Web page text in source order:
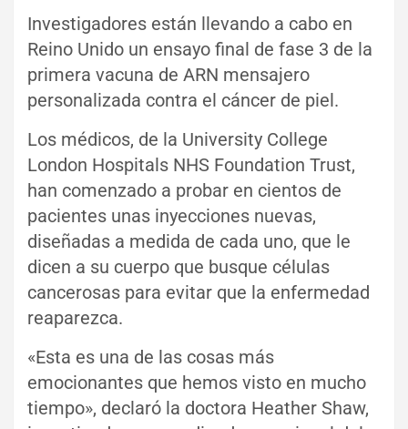
Investigadores están llevando a cabo en
Reino Unido un ensayo final de fase 3 de la
primera vacuna de ARN mensajero
personalizada contra el cáncer de piel.
Los médicos, de la University College
London Hospitals NHS Foundation Trust,
han comenzado a probar en cientos de
pacientes unas inyecciones nuevas,
diseñadas a medida de cada uno, que le
dicen a su cuerpo que busque células
cancerosas para evitar que la enfermedad
reaparezca.
«Esta es una de las cosas más
emocionantes que hemos visto en mucho
tiempo», declaró la doctora Heather Shaw,